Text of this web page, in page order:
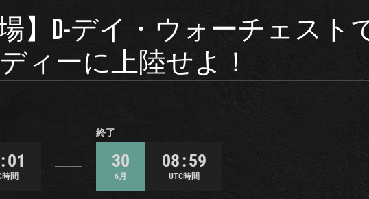
場】D-デイ・ウォーチェスト
ィーに上陸せよ！
01
時間
終了
30
6月
08 : 59
UTC時間